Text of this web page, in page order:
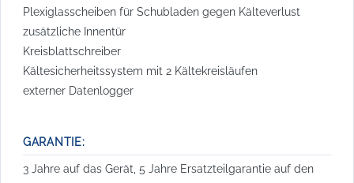
Plexiglasscheiben für Schubladen gegen Kälteverlust
zusätzliche Innentür
Kreisblattschreiber
Kältesicherheitssystem mit 2 Kältekreisläufen
externer Datenlogger
GARANTIE:
3 Jahre auf das Gerät, 5 Jahre Ersatzteilgarantie auf den